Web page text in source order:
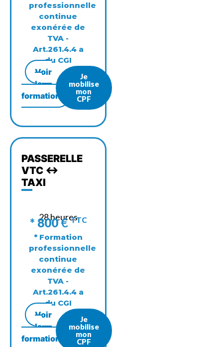
professionnelle
continue
exonérée de
TVA -
Art.261.4.4 a
du CGI
Voir
la
formation
Je
mobilise
mon
CPF
PASSERELLE
VTC <->
TAXI
28 heures
* 800€TTC
* Formation
professionnelle
continue
exonérée de
TVA -
Art.261.4.4 a
du CGI
Voir
la
formation
Je
mobilise
mon
CPF